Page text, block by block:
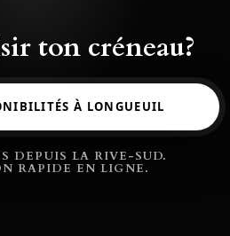
ton créneau?
À LONGUEUIL
DEPUIS LA RIVE-SUD.
RAPIDE EN LIGNE.